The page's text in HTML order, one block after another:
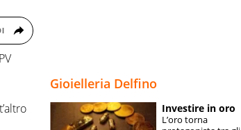
Gioielleria Delfino
Investire in oro
L’oro torna